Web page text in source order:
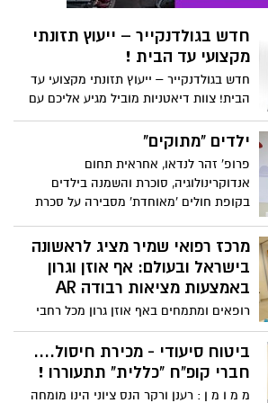
חדש בגולדנקייר – ייעוץ תזונתי
מקצועי עד הבית !
חדש בגולדנקייר – ייעוץ תזונתי מקצועי עד
הבית! צוות דיאטניות מוביל מגיע אליכם עם
שירות אישי, מקצועי ונוח במיוחד לבני הגיל
גבוהה – קובעים מתי שנוח לכם מומחיות
בגיל השלישי – ניסיון רב בהתאמה תזונתית
לגיל ולמצב הרפואי. לפרטים נוספים: עומרי
גלנטה 052-4407952
ילדים "מתוקים"
פרופ' זהר לנדאו, אחראית תחום
אנדוקרינולוגיה, סוכרת והשמנה בילדים
בקופת חולים 'מאוחדת' מסבירה על סכרת
כ-450 ילדים ובני נוער (עד גיל 18 שנים) עם
חדשה סובלים מחמצת סוכרתית בעת
האבחנה.
מרכז רפואי שמיר מציג לראשונה
בישראל ובעולם: אף אוזן וגרון
באמצעות מציאות רבודה AR
רופאים ומתמחים באף אוזן גרון מכל רחבי
הארץ תרגלו באמצעות משקפי AR קדיחת
עצמות טמפורליות באופן המדמה עבודה
בחדר ניתוח - במרכז הרפואי שמיר (אסף
ביטוח סיעודי - מכירת חיסול....
חברי קופ"ח "כללית" תתעוררו !
מ מ ו מ ן : רענן ורקר הנס ציוני הינו מומחה